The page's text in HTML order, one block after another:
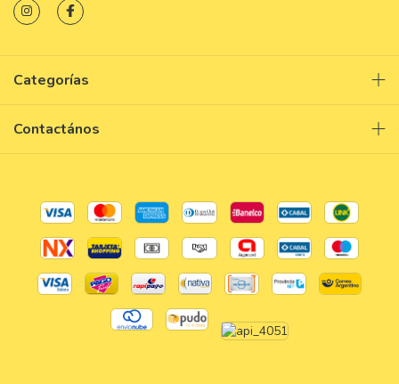
Categorías
Contactános